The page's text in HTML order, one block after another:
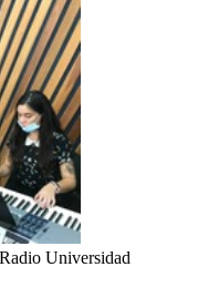
Universidad